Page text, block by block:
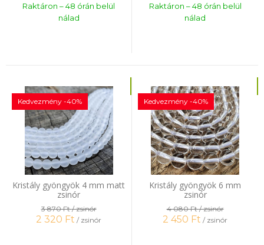
Raktáron – 48 órán belül
nálad
Raktáron – 48 órán belül
nálad
Kristály gyöngyök 4 mm matt
zsinór
Kedvezmény -40%
3 870 Ft/ zsinór
2 320 Ft / zsinór
Kristály gyöngyök 6 mm
zsinór
Kedvezmény -40%
4 080 Ft/ zsinór
2 450 Ft / zsinór